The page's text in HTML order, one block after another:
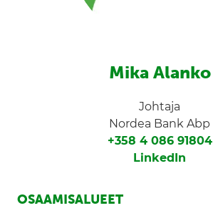
Mika Alanko
Johtaja
Nordea Bank Abp
+358 4 086 91804
LinkedIn
OSAAMISALUEET